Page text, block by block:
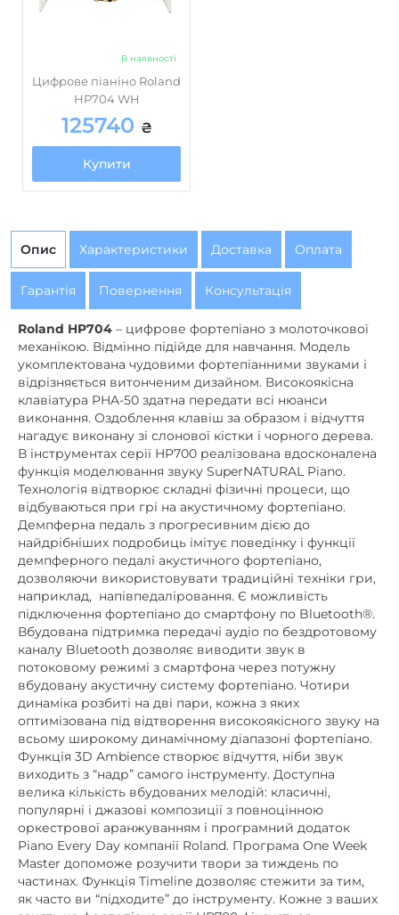
В наявності
Цифрове піаніно Roland
HP704 WH
125740 ₴
Купити
Опис Характеристики Доставка Оплата
Гарантія Повернення Консультація
Roland HP704 – цифрове фортепіано з молоточкової
механікою. Відмінно підійде для навчання. Модель
укомплектована чудовими фортепіанними звуками і
відрізняється витонченим дизайном. Високоякісна
клавіатура PHA-50 здатна передати всі нюанси
виконання. Оздоблення клавіш за образом і відчуття
нагадує виконану зі слонової кістки і чорного дерева.
В інструментах серії HP700 реалізована вдосконалена
функція моделювання звуку SuperNATURAL Piano.
Технологія відтворює складні фізичні процеси, що
відбуваються при грі на акустичному фортепіано.
Демпферна педаль з прогресивним дією до
найдрібніших подробиць імітує поведінку і функції
демпферного педалі акустичного фортепіано,
дозволяючи використовувати традиційні техніки гри,
наприклад, напівпедаліровання. Є можливість
підключення фортепіано до смартфону по Bluetooth®.
Вбудована підтримка передачі аудіо по бездротовому
каналу Bluetooth дозволяє виводити звук в
потоковому режимі з смартфона через потужну
вбудовану акустичну систему фортепіано. Чотири
динаміка розбиті на дві пари, кожна з яких
оптимізована під відтворення високоякісного звуку на
всьому широкому динамічному діапазоні фортепіано.
Функція 3D Ambience створює відчуття, ніби звук
виходить з “надр” самого інструменту. Доступна
велика кількість вбудованих мелодій: класичні,
популярні і джазові композиції з повноцінною
оркестрової аранжуванням і програмний додаток
Piano Every Day компанії Roland. Програма One Week
Master допоможе розучити твори за тиждень по
частинах. Функція Timeline дозволяє стежити за тим,
як часто ви “підходите” до інструменту. Кожне з ваших